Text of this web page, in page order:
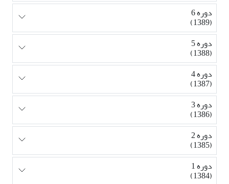
دوره 6
(1389)
دوره 5
(1388)
دوره 4
(1387)
دوره 3
(1386)
دوره 2
(1385)
دوره 1
(1384)